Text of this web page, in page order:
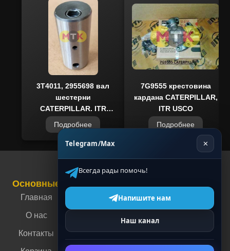
интернет-магазине, вы получаете
оригинальную запчасть, подтвержденную
сертификатами, с гарантией совместимости
с техникой Caterpillar. Наши клиенты
получают оперативную доставку и
возможность подбора комплектующих для
строительных, дорожных и землеройных
3T4011, 2955698 вал
шестерни
CATERPILLAR, ITR
Подробнее
7G9555 крестовина
кардана CATERPILLAR,
ITR USCO
Подробнее
Основные
Главная
О нас
Контакты
г. Москва, ул.
Энергетическая,
г. Пермь, ул.
Telegram/Max ✕
Всегда рады помочь!
Напишите нам
Наш канал